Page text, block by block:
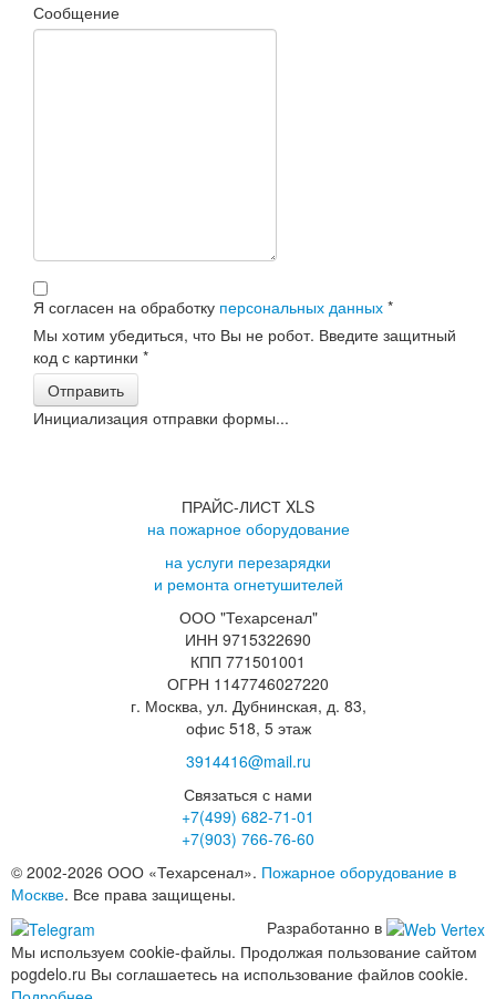
Сообщение
Я согласен на обработку персональных данных *
Мы хотим убедиться, что Вы не робот. Введите защитный
код с картинки *
Отправить
Инициализация отправки формы...
ПРАЙС-ЛИСТ XLS
на пожарное оборудование
на услуги перезарядки
и ремонта огнетушителей
ООО "Техарсенал"
ИНН 9715322690
КПП 771501001
ОГРН 1147746027220
г. Москва, ул. Дубнинская, д. 83,
офис 518, 5 этаж
3914416@mail.ru
Связаться с нами
+7(499) 682-71-01
+7(903) 766-76-60
© 2002-2026 ООО «Техарсенал». Пожарное оборудование в
Москве. Все права защищены.
Разработанно в
Мы используем cookie-файлы. Продолжая пользование сайтом
pogdelo.ru Вы соглашаетесь на использование файлов cookie.